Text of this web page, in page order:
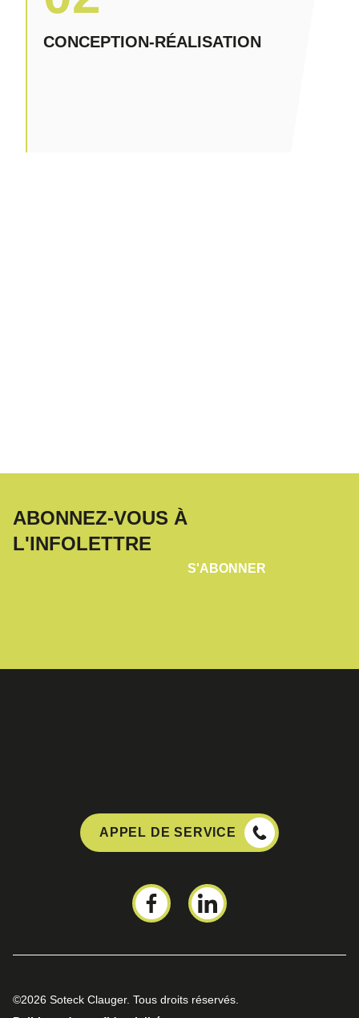
CONCEPTION-RÉALISATION
ABONNEZ-VOUS À
L'INFOLETTRE
S'ABONNER
APPEL DE SERVICE
©2026 Soteck Clauger. Tous droits réservés.